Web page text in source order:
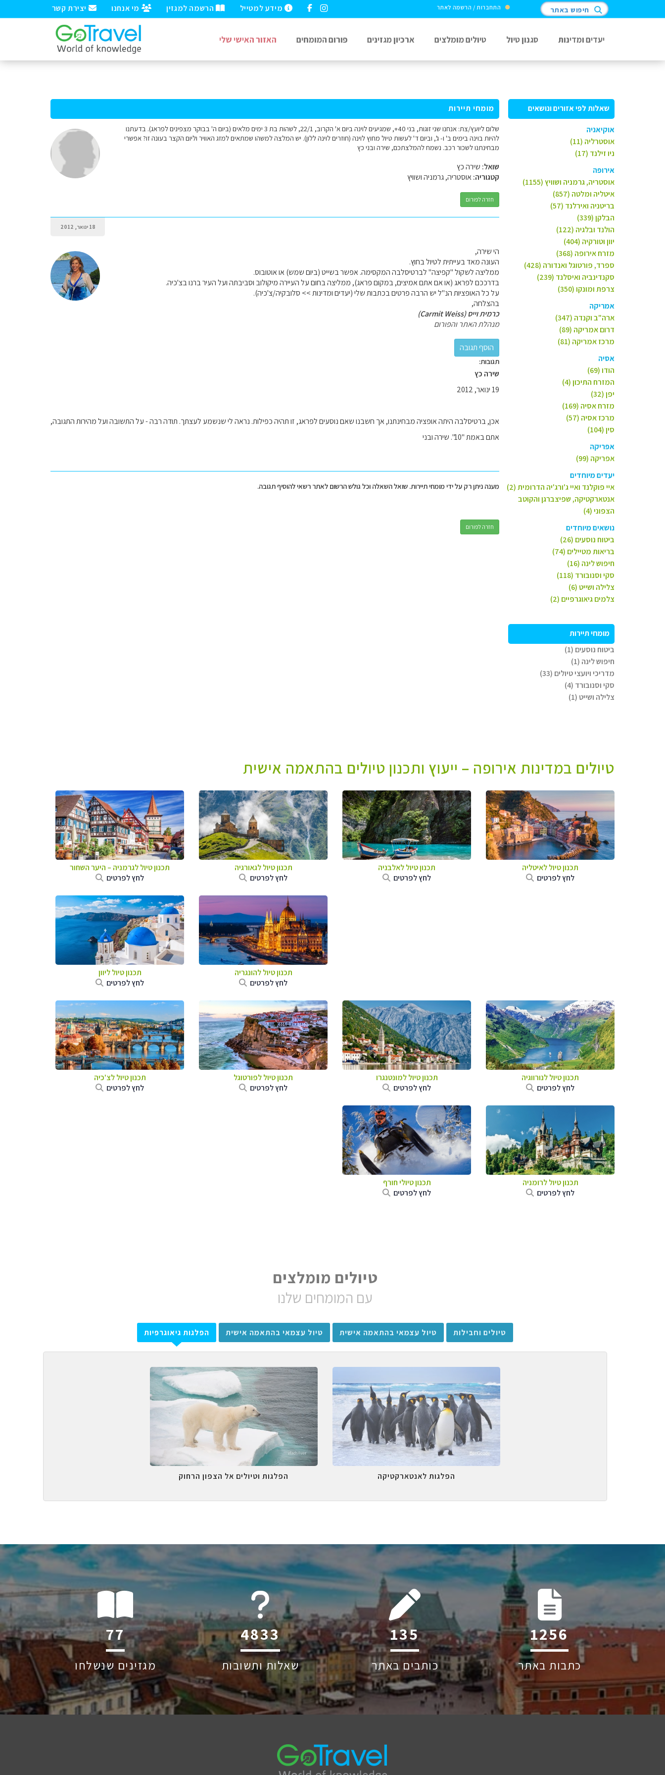
יצירת קשר מי אנחנו הרשמה למגזין מידע למטייל התחברות / הרשמה לאתר חיפוש באתר
יעדים ומדינות סגנון טיול טיולים מומלצים ארכיון מגזינים פורום המומחים האזור האישי שלי
שאלות לפי אזורים ונושאים
אוקיאניה
אוסטרליה (11)
ניו זילנד (17)
אירופה
אוסטריה, גרמניה ושוויץ (1155)
איטליה ומלטה (857)
בריטניה ואירלנד (57)
הבלקן (339)
הולנד ובלגיה (122)
יוון וטורקיה (404)
מזרח אירופה (368)
ספרד, פורטוגל ואנדורה (428)
סקנדינביה ואיסלנד (239)
צרפת ומונקו (350)
אמריקה
ארה"ב וקנדה (347)
דרום אמריקה (89)
מרכז אמריקה (81)
אסיה
הודו (69)
המזרח התיכון (4)
יפן (32)
מזרח אסיה (169)
מרכז אסיה (57)
סין (104)
אפריקה
אפריקה (99)
יעדים מיוחדים
איי פוקלנד ואיי ג'ורג'יה הדרומית (2)
אנטארקטיקה, שפיצברגן והקוטב
הצפוני (4)
נושאים מיוחדים
ביטוח נוסעים (26)
בריאות מטיילים (74)
חיפוש לינה (16)
סקי וסנובורד (118)
צלילה ושייט (6)
צלמים גיאוגרפיים (2)
מומחי תיירות
ביטוח נוסעים (1)
חיפוש לינה (1)
מדריכי ויועצי טיולים (33)
סקי וסנובורד (4)
צלילה ושייט (1)
מומחי תיירות
שלום ליועץ/צת: אנחנו שני זוגות, בני 40+, שמגיעים לוינה ביום א' הקרוב, 22/1, לשהות בת 3 ימים מלאים (ביום ה' בבוקר מצפינים לפראג). בדעתנו
להיות בוינה בימים ב' ו- ג', וביום ד' לעשות טיול מחוץ לוינה (חוזרים לוינה ללון). יש המלצה למשהו שמתאים למזג האוויר וליום הקצר בעונה זו? אפשרי
מבחינתנו לשכור רכב. נשמח להמלצתכם, שירה ובני כץ
שואל: שירה כץ
קטגוריה:אוסטריה, גרמניה ושוויץ
חזרה לפורום
18 ינואר, 2012
הי שירה,
העונה מאד בעייתית לטיול בחוץ.
ממליצה לשקול "קפיצה" לברטיסלבה המקסימה. אפשר בשייט (ביום שמש) או אוטובוס.
בדרככם לפראג (או אם אתם אמיצים, במקום פראג), ממליצה בחום על העיירה מיקולוב וסביבתה ועל העיר ברנו בצ'כיה.
על כל האופציות הנ"ל יש הרבה פרטים בכתבות שלי (יעדים ומדינות >> סלובקיה/צ'כיה).
בהצלחה,
כרמית וייס (Carmit Weiss)
מנהלת האתר והפורום
תגובות:
שירה כץ
19 ינואר, 2012
אכן, ברטיסלבה היתה אופציה מבחינתנו, אך חשבנו שאם נוסעים לפראג, זו תהיה כפילות. נראה לי שנשמע לעצתך. תודה רבה - על התשובה ועל מהירות התגובה,
אתם באמת "10". שירה ובני
מענה ניתן רק על ידי מומחי תיירות. שואל השאלה וכל גולש הרשום לאתר רשאי להוסיף תגובה.
חזרה לפורום
טיולים במדינות אירופה – ייעוץ ותכנון טיולים בהתאמה אישית
תכנון טיול לאיטליה
לחץ לפרטים
תכנון טיול לאלבניה
לחץ לפרטים
תכנון טיול לגאורגיה
לחץ לפרטים
תכנון טיול לגרמניה – היער השחור
לחץ לפרטים
תכנון טיול להונגריה
לחץ לפרטים
תכנון טיול ליוון
לחץ לפרטים
תכנון טיול לנורווגיה
לחץ לפרטים
תכנון טיול למונטנגרו
לחץ לפרטים
תכנון טיול לפורטוגל
לחץ לפרטים
תכנון טיול לצ'כיה
לחץ לפרטים
תכנון טיול לרומניה
לחץ לפרטים
תכנון טיולי חורף
לחץ לפרטים
טיולים מומלצים
עם המומחים שלנו
טיולים וחבילות טיול עצמאי בהתאמה אישית טיול עצמאי בהתאמה אישית הפלגות גיאוגרפיות
הפלגות לאנטארקטיקה הפלגות וטיולים אל הצפון הרחוק
122
מגזינים שנשלחו
6044
שאלות ותשובות
213
כותבים באתר
1982
כתבות באתר